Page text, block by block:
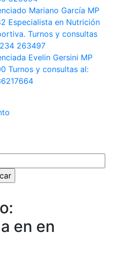
Mariano García MP
Especialista en Nutrición
Turnos y consultas
263497
Evelin Gersini MP
Turnos y consultas al:
en en